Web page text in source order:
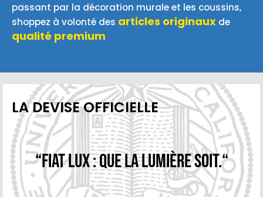
passant par la décoration murale et les coussins,
shoppez à volonté des articles originaux de
qualité premium
LA DEVISE OFFICIELLE
“Fiat Lux : Que la lumière soit.“